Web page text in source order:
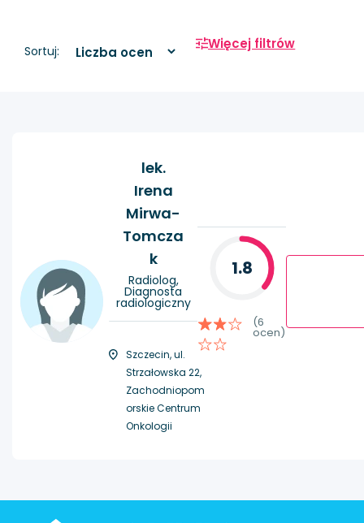
Sortuj: Więcej filtrów
lek.
Irena
Mirwa-
Tomcza
k
Radiolog,
Diagnosta
radiologiczny
Szczecin, ul.
Strzałowska 22,
Zachodniopom
orskie Centrum
Onkologii
1.8
(6
ocen)